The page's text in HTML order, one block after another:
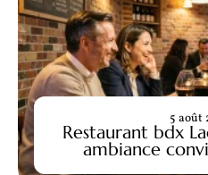
Restaurant bdx
ambiance
5 août